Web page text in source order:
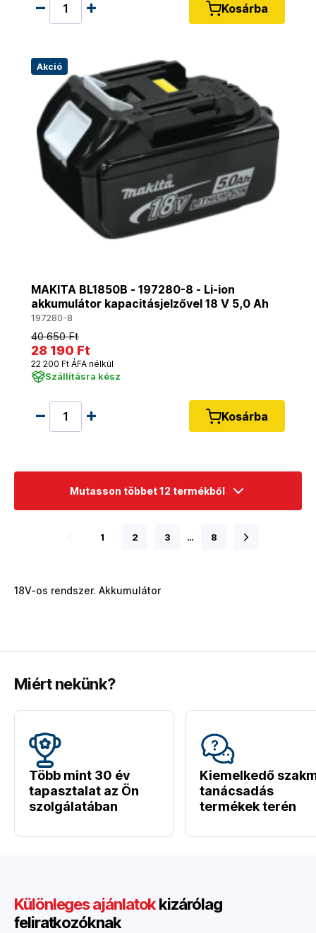
Kosárba
Akció
MAKITA BL1850B - 197280-8 - Li-ion
akkumulátor kapacitásjelzővel 18 V 5,0 Ah
197280-8
40 650 Ft
28 190 Ft
22 200 Ft ÁFA nélkül
Szállításra kész
Kosárba
Mutasson többet 12 termékből
1 2 3 … 8
18V-os rendszer. Akkumulátor
Miért nekünk?
Több mint 30 év
tapasztalat az Ön
szolgálatában
Kiemelkedő
tanácsadás
termékek terén
Különleges ajánlatokkizárólag
feliratkozóknak